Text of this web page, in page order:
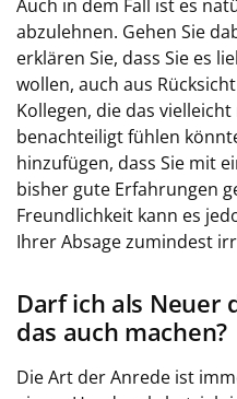
Auch in dem Fall ist es
abzulehnen. Gehen Sie
erklären Sie, dass Sie es
wollen, auch aus
Kollegen, die das
benachteiligt fühlen
hinzufügen, dass Sie mit
bisher gute Erfahrungen
Freundlichkeit kann es
Ihrer Absage zumindest
Darf ich als Neuer
das auch machen?
Die Art der Anrede ist